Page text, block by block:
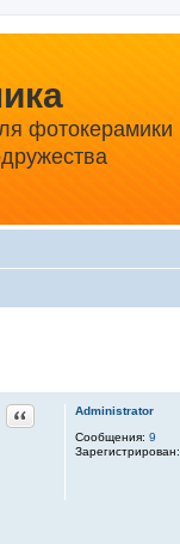
фотокерамики
Administrator
Сообщения: 9
Зарегистрирован:
Цитата